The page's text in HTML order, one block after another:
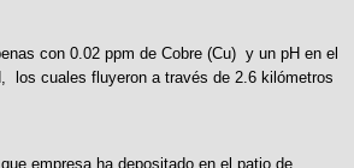
con 0.02 ppm de Cobre (Cu) y un pH en el
los cuales fluyeron a través de 2.6 kilómetros
empresa ha depositado en el patio de